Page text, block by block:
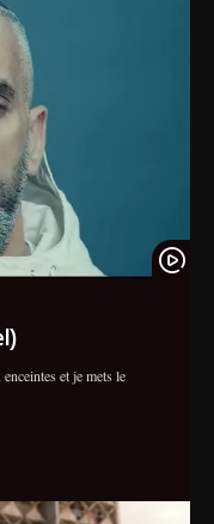
CAPOT EN
et je mets le